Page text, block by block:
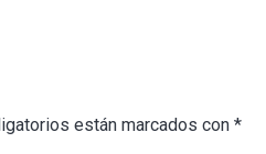
están marcados con *